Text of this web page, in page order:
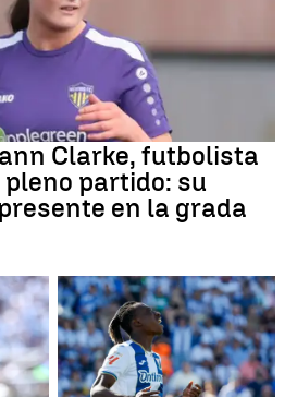
Clarke, futbolista
pleno partido: su
en la grada
Real Madrid